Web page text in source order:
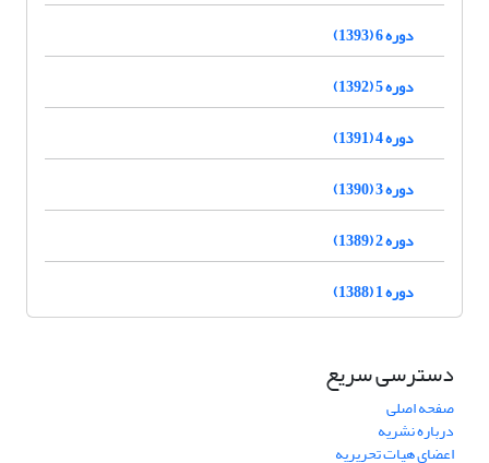
دوره 6 (1393)
دوره 5 (1392)
دوره 4 (1391)
دوره 3 (1390)
دوره 2 (1389)
دوره 1 (1388)
دسترسی سریع
صفحه اصلی
درباره نشریه
اعضای هیات تحریریه